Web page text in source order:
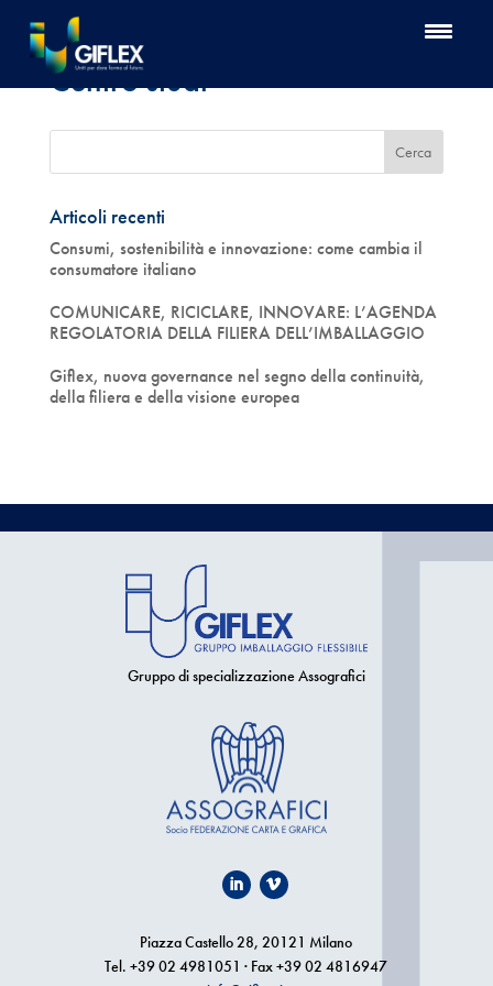
Centro studi
Articoli recenti
Consumi, sostenibilità e innovazione: come cambia il
consumatore italiano
COMUNICARE, RICICLARE, INNOVARE: L’AGENDA
REGOLATORIA DELLA FILIERA DELL’IMBALLAGGIO
Giflex, nuova governance nel segno della continuità,
della filiera e della visione europea
Gruppo di specializzazione Assografici
Piazza Castello 28, 20121 Milano
Tel. +39 02 4981051 · Fax +39 02 4816947